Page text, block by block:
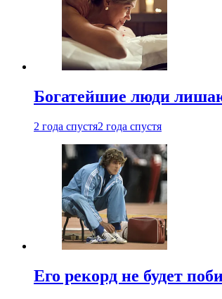
Богатейшие люди
2 года спустя2 года спустя
Его рекорд не будет